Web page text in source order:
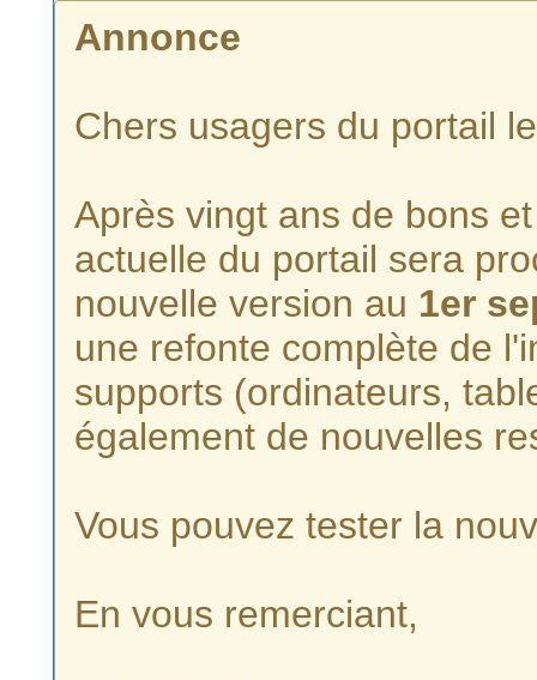
Annonce
Chers usagers du portail
Après vingt ans de bons
actuelle du portail sera
nouvelle version au 1er
une refonte complète de
supports (ordinateurs,
également de nouvelles
Vous pouvez tester la
En vous remerciant,